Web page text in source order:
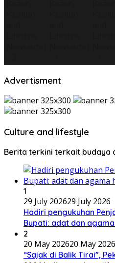
Advertisment
Culture and lifestyle
Berita terkini terkait budaya
1
29 July 202629 July 2026
Hadiri pengukuhan
Bupati: adat dan
2
20 May 202620 May 2026
“Sajak di Balik Tirai”,